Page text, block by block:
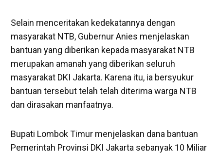
Selain menceritakan kedekatannya dengan
masyarakat NTB, Gubernur Anies menjelaskan
bantuan yang diberikan kepada masyarakat NTB
merupakan amanah yang diberikan seluruh
masyarakat DKI Jakarta. Karena itu, ia bersyukur
bantuan tersebut telah telah diterima warga NTB
dan dirasakan manfaatnya.
Bupati Lombok Timur menjelaskan dana bantuan
Pemerintah Provinsi DKI Jakarta sebanyak 10 Miliar